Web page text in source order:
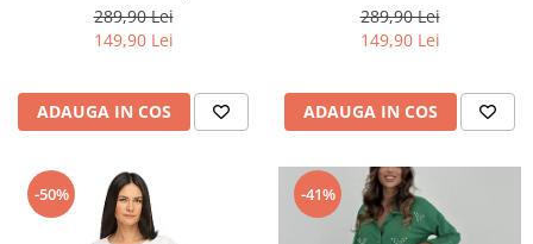
289,90 Lei
149,90 Lei
ADAUGA IN COS
289,90 Lei
149,90 Lei
ADAUGA IN COS
-50% -41%